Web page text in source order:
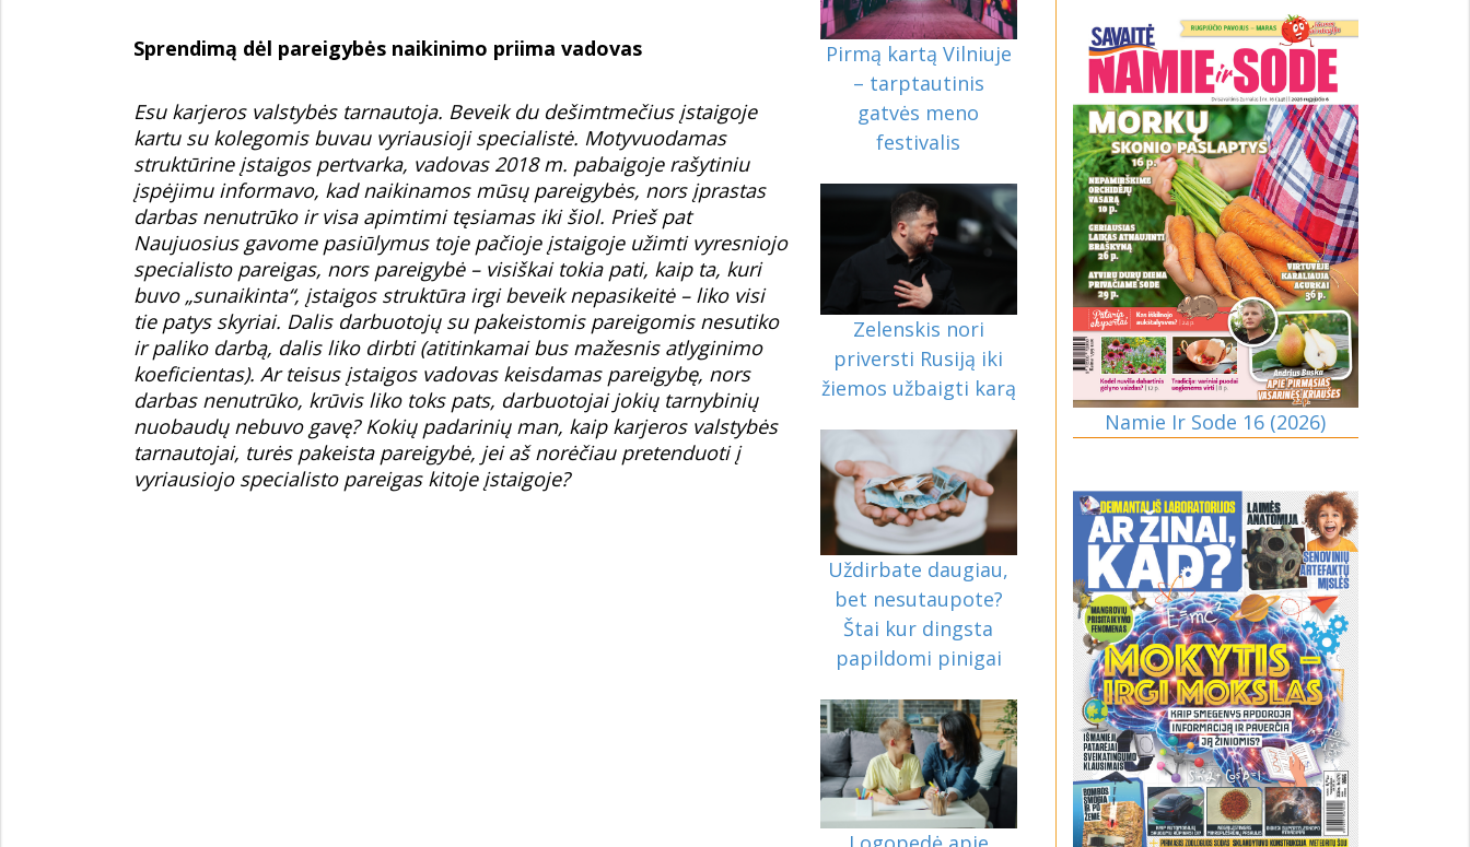
Sprendimą dėl pareigybės naikinimo priima vadovas
Esu karjeros valstybės tarnautoja. Beveik du dešimtmečius įstaigoje
kartu su kolegomis buvau vyriausioji specialistė. Motyvuodamas
struktūrine įstaigos pertvarka, vadovas 2018 m. pabaigoje rašytiniu
įspėjimu informavo, kad naikinamos mūsų pareigybės, nors įprastas
darbas nenutrūko ir visa apimtimi tęsiamas iki šiol. Prieš pat
Naujuosius gavome pasiūlymus toje pačioje įstaigoje užimti vyresniojo
specialisto pareigas, nors pareigybė – visiškai tokia pati, kaip ta, kuri
buvo „sunaikinta“, įstaigos struktūra irgi beveik nepasikeitė – liko visi
tie patys skyriai. Dalis darbuotojų su pakeistomis pareigomis nesutiko
ir paliko darbą, dalis liko dirbti (atitinkamai bus mažesnis atlyginimo
koeficientas). Ar teisus įstaigos vadovas keisdamas pareigybę, nors
darbas nenutrūko, krūvis liko toks pats, darbuotojai jokių tarnybinių
nuobaudų nebuvo gavę? Kokių padarinių man, kaip karjeros valstybės
tarnautojai, turės pakeista pareigybė, jei aš norėčiau pretenduoti į
vyriausiojo specialisto pareigas kitoje įstaigoje?
Pirmą kartą Vilniuje
– tarptautinis
gatvės meno
festivalis
Zelenskis nori
priversti Rusiją iki
žiemos užbaigti karą
Uždirbate daugiau,
bet nesutaupote?
Štai kur dingsta
papildomi pinigai
Namie Ir Sode 16 (2026)